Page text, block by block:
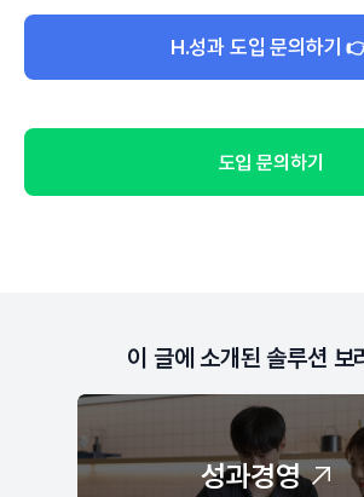
H.성과 도입 문의하기
도입 문의하기
이 글에 소개된 솔루션 보
성과경영